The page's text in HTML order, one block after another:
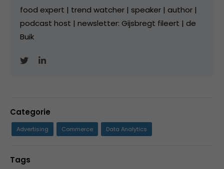
food expert | trend watcher | speaker | author |
podcast host | newsletter: Gijsbregt fileert | de
Buik
Categorie
Advertising Commerce Data Analytics
Tags